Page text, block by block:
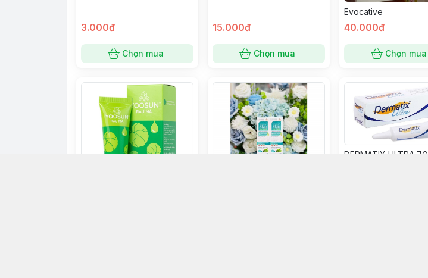
3.000đ
Chọn mua
15.000đ
Chọn mua
Evocative
40.000đ
Chọn mua
DERMATIX ULTRA 7G .